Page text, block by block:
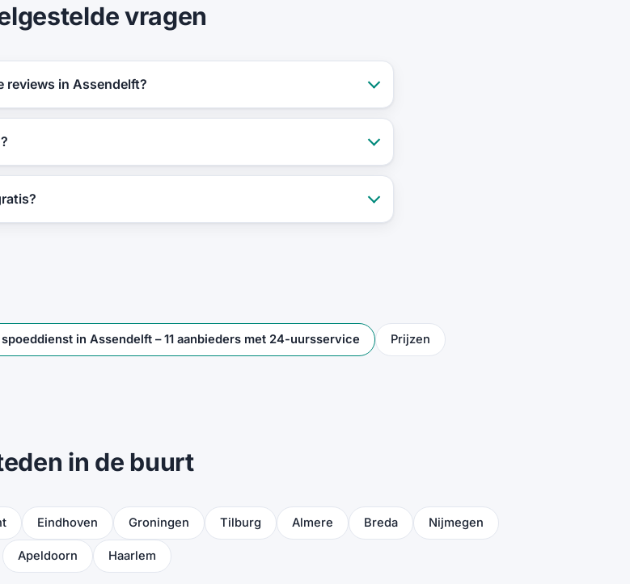
vragen
reviews in Assendelft?
in Assendelft – 11 aanbieders met 24-uursservice Prijzen
in de buurt
Eindhoven Groningen Tilburg Almere Breda Nijmegen
Apeldoorn Haarlem